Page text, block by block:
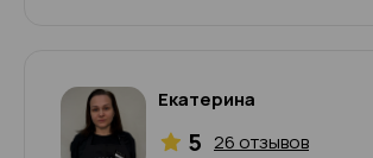
Екатерина
5 26 отзывов